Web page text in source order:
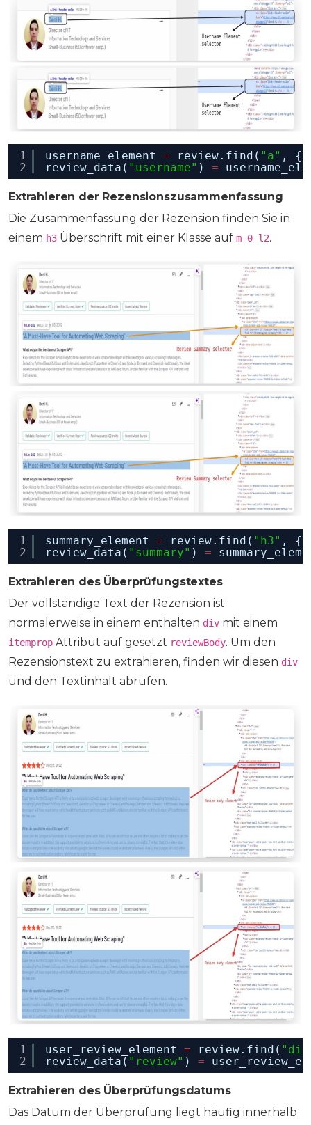
1
2
username_element = review.find( "a" , {
review_data( "username" ) =
Extrahieren der Rezensionszusammenfassung
Die Zusammenfassung der Rezension finden Sie in
einem h3 Überschrift mit einer Klasse auf m-0 l2.
1
2
summary_element = review.find( "h3" , {
review_data( "summary" ) =
Extrahieren des Überprüfungstextes
Der vollständige Text der Rezension ist
normalerweise in einem enthalten div mit einem
itemprop Attribut auf gesetzt reviewBody. Um den
Rezensionstext zu extrahieren, finden wir diesen div
und den Textinhalt abrufen.
1
2
user_review_element = review.find(
review_data( "review" ) =
Extrahieren des Überprüfungsdatums
Das Datum der Überprüfung liegt häufig innerhalb